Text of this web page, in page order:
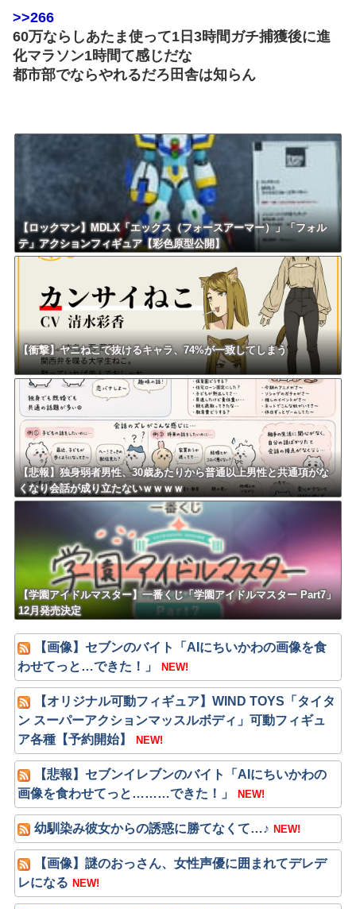
>>266
60万ならしあたま使って1日3時間ガチ捕獲後に進
化マラソン1時間て感じだな
都市部でならやれるだろ田舎は知らん
【ロックマン】MDLX「エックス（フォースアーマー）」「フォル
テ」アクションフィギュア【彩色原型公開】
【衝撃】ヤニねこで抜けるキャラ、74%が一致してしまう
【悲報】独身弱者男性、30歳あたりから普通以上男性と共通項がな
くなり会話が成り立たないｗｗｗｗ
【学園アイドルマスター】一番くじ「学園アイドルマスター Part7」
12月発売決定
【画像】セブンのバイト「AIにちいかわの画像を食
わせてっと…できた！」
NEW!
【オリジナル可動フィギュア】WIND TOYS「タイタ
ン スーパーアクションマッスルボディ」可動フィギュ
ア各種【予約開始】
NEW!
【悲報】セブンイレブンのバイト「AIにちいかわの
画像を食わせてっと………できた！」
NEW!
幼馴染み彼女からの誘惑に勝てなくて…♪ NEW!
【画像】謎のおっさん、女性声優に囲まれてデレデ
レになる NEW!